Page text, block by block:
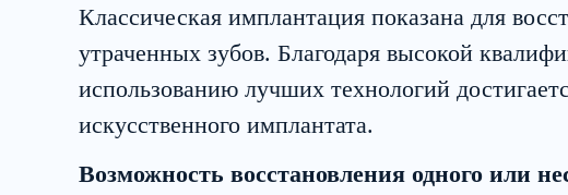
Классическая имплантация показана для
утраченных зубов. Благодаря высокой
использованию лучших технологий
искусственного имплантата.
Возможность восстановления одного или